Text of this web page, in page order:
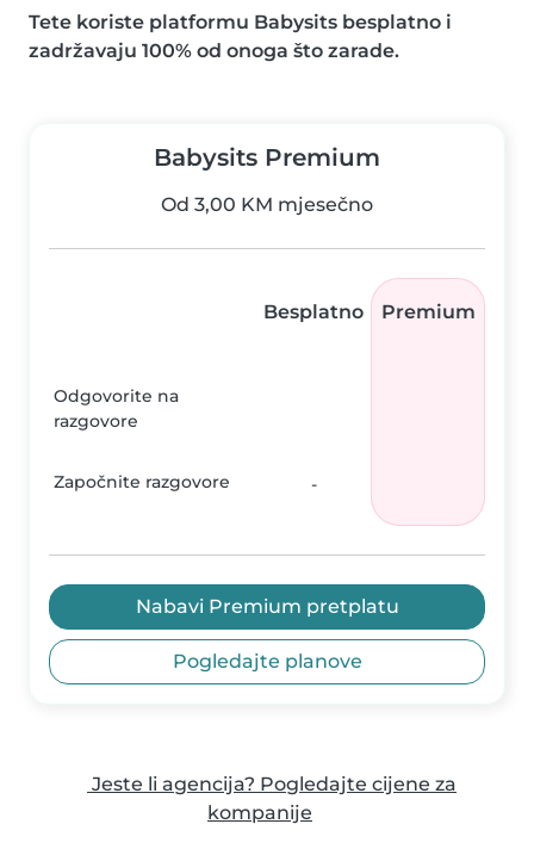
Tete koriste platformu Babysits besplatno i
zadržavaju 100% od onoga što zarade.
Babysits Premium
Od 3,00 KM mjesečno
Besplatno Premium
Odgovorite na
razgovore
Započnite razgovore -
Nabavi Premium pretplatu
Pogledajte planove
Jeste li agencija? Pogledajte cijene za
kompanije